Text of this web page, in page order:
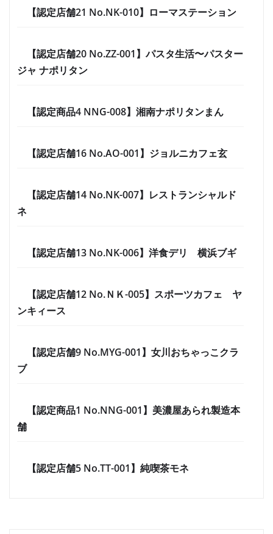
【認定店舗21 No.NK-010】ローマステーション
【認定店舗20 No.ZZ-001】パスタ生活〜パスター
ジャ ナポリタン
【認定商品4 NNG-008】湘南ナポリタンまん
【認定店舗16 No.AO-001】ジョルニカフェ玄
【認定店舗14 No.NK-007】レストランシャルド
ネ
【認定店舗13 No.NK-006】洋食デリ 横浜ブギ
【認定店舗12 No.ＮＫ-005】スポーツカフェ ヤ
ンキィース
【認定店舗9 No.MYG-001】女川おちゃっこクラ
ブ
【認定商品1 No.NNG-001】美濃屋あられ製造本
舗
【認定店舗5 No.TT-001】純喫茶モネ